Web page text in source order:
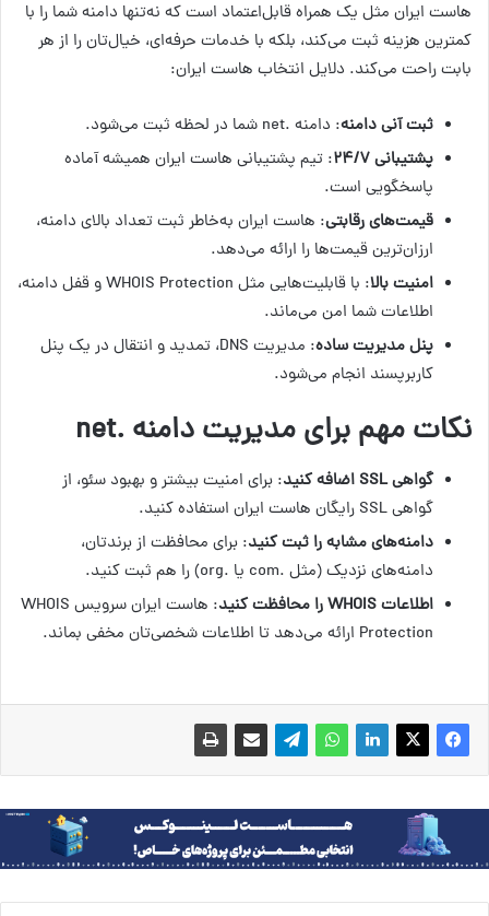
هاست ایران مثل یک همراه قابل‌اعتماد است که نه‌تنها دامنه شما را با
کمترین هزینه ثبت می‌کند، بلکه با خدمات حرفه‌ای، خیال‌تان را از هر
بابت راحت می‌کند. دلایل انتخاب هاست ایران:
ثبت آنی دامنه: دامنه .net شما در لحظه ثبت می‌شود.
پشتیبانی ۲۴/۷
: تیم پشتیبانی هاست ایران همیشه آماده
پاسخگویی است.
قیمت‌های رقابتی: هاست ایران به‌خاطر ثبت تعداد بالای دامنه،
ارزان‌ترین قیمت‌ها را ارائه می‌دهد.
امنیت بالا
: با قابلیت‌هایی مثل WHOIS Protection و قفل دامنه،
اطلاعات شما امن می‌ماند.
پنل مدیریت ساده
: مدیریت DNS، تمدید و انتقال در یک پنل
کاربرپسند انجام می‌شود.
نکات مهم برای مدیریت دامنه .net
گواهی SSL اضافه کنید
: برای امنیت بیشتر و بهبود سئو، از
گواهی SSL رایگان هاست ایران استفاده کنید.
دامنه‌های مشابه را ثبت کنید: برای محافظت از برندتان،
دامنه‌های نزدیک (مثل .com یا .org) را هم ثبت کنید.
اطلاعات WHOIS را محافظت کنید
: هاست ایران سرویس WHOIS
Protection ارائه می‌دهد تا اطلاعات شخصی‌تان مخفی بماند.